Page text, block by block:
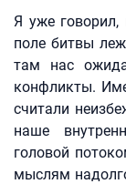
Я уже
поле битвы
там нас
конфликты.
считали
наше
головой
мыслям